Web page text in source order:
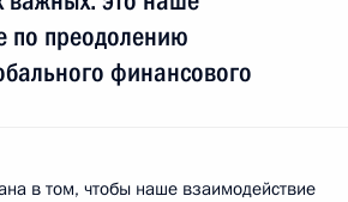
по преодолению
финансового
в том, чтобы наше взаимодействие